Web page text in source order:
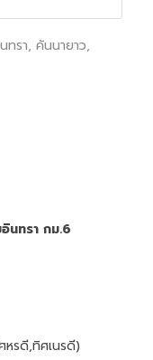
ทรา, คันนายาว,
นทรา กม.6
หรดี,ทิศเนรดี)